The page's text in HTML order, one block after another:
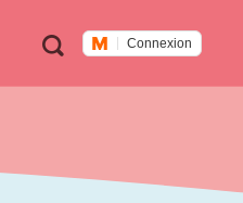
Métanavigation
RechercheConnexion